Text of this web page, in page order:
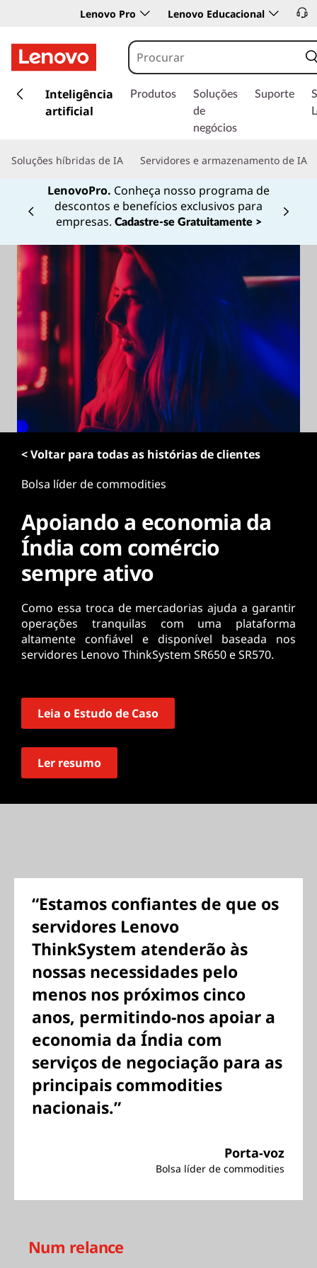
Lenovo Pro Lenovo Educacional
a
r
c
n
e
ú
p
n
c
Inteligência
artificial
Produtos
Soluções
de
negócios
Suporte
Soluções híbridas de IA Servidores e armazenamento de IA
LenovoPro. Conheça nosso programa de
descontos e benefícios exclusivos para
empresas. Cadastre-se Gratuitamente >
Currently displaying item 1 of
< Voltar para todas as histórias de clientes
Bolsa líder de commodities
Apoiando a economia da
Índia com comércio
sempre ativo
Como essa troca de mercadorias ajuda a garantir
operações tranquilas com uma plataforma
altamente confiável e disponível baseada nos
servidores Lenovo ThinkSystem SR650 e SR570.
Leia o Estudo de Caso
Ler resumo
“Estamos confiantes de que os
servidores Lenovo
ThinkSystem atenderão às
nossas necessidades pelo
menos nos próximos cinco
anos, permitindo-nos apoiar a
economia da Índia com
serviços de negociação para as
principais commodities
nacionais.”
Porta-voz
Bolsa líder de commodities
Num relance